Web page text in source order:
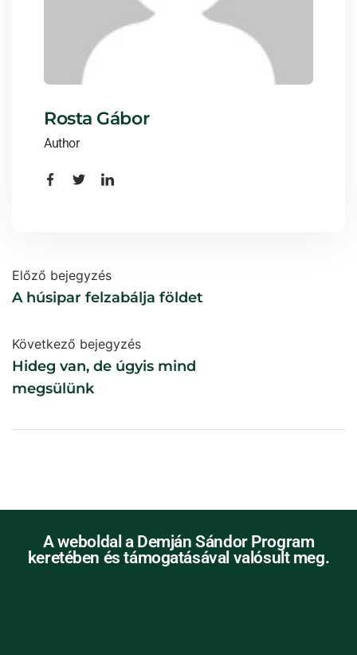
Rosta Gábor
Author
Előző bejegyzés
A húsipar felzabálja földet
Következő bejegyzés
Hideg van, de úgyis mind
megsülünk
A weboldal a Demján Sándor Program
keretében és támogatásával valósult meg.